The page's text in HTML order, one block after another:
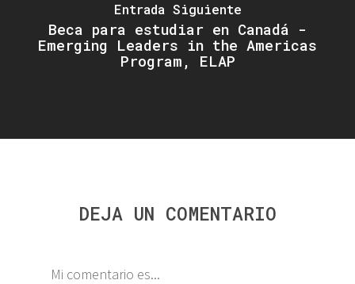
Entrada Siguiente
Beca para estudiar en Canadá -
Emerging Leaders in the Americas
Program, ELAP
DEJA UN COMENTARIO
Mi comentario es...